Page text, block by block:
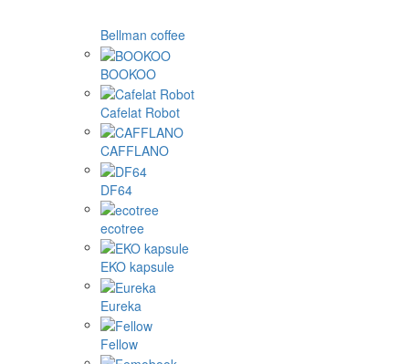
Bellman coffee
BOOKOO
Cafelat Robot
CAFFLANO
DF64
ecotree
EKO kapsule
Eureka
Fellow